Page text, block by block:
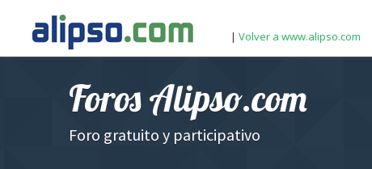
| Volver a www.alipso.com
Foros Alipso.com
Foro gratuito y participativo